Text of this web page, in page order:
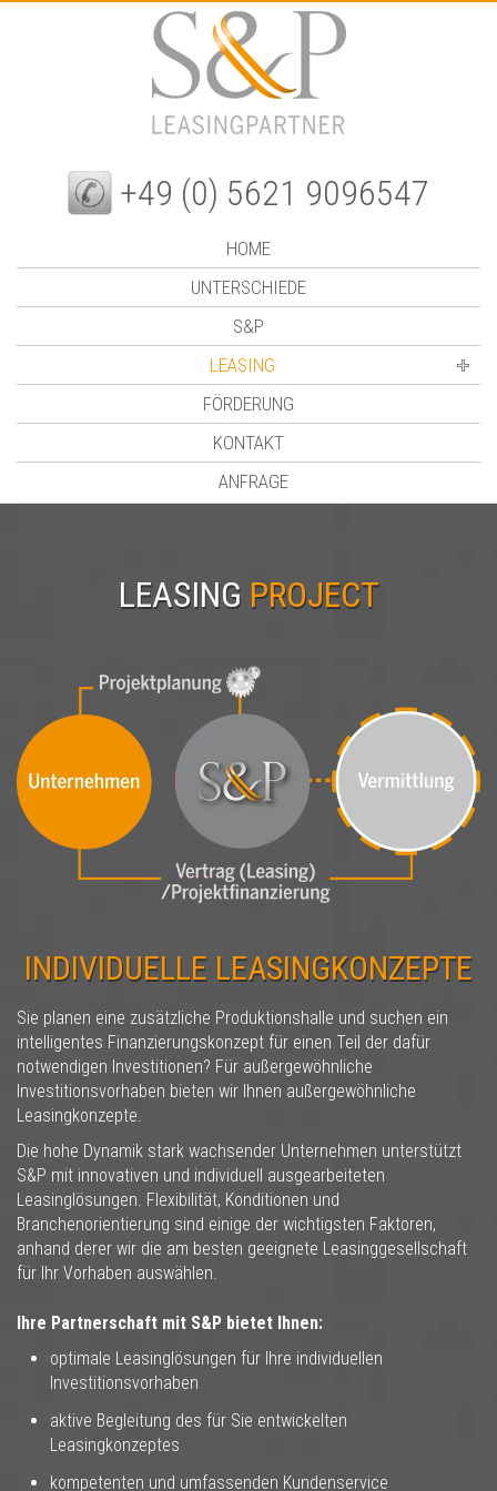
+49 (0) 5621 9096547
HOME
UNTERSCHIEDE
S&P
LEASING
FÖRDERUNG
KONTAKT
ANFRAGE
LEASING PROJECT
INDIVIDUELLE LEASINGKONZEPTE
Sie planen eine zusätzliche Produktionshalle und suchen ein
intelligentes Finanzierungskonzept für einen Teil der dafür
notwendigen Investitionen? Für außergewöhnliche
Investitionsvorhaben bieten wir Ihnen außergewöhnliche
Leasingkonzepte.
Die hohe Dynamik stark wachsender Unternehmen unterstützt
S&P mit innovativen und individuell ausgearbeiteten
Leasinglösungen. Flexibilität, Konditionen und
Branchenorientierung sind einige der wichtigsten Faktoren,
anhand derer wir die am besten geeignete Leasinggesellschaft
für Ihr Vorhaben auswählen.
Ihre Partnerschaft mit S&P bietet Ihnen:
optimale Leasinglösungen für Ihre individuellen
Investitionsvorhaben
aktive Begleitung des für Sie entwickelten
Leasingkonzeptes
kompetenten und umfassenden Kundenservice